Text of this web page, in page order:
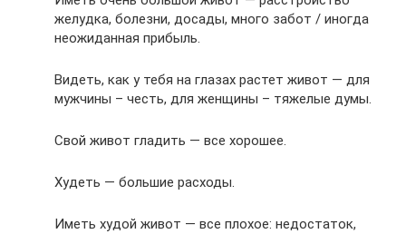
желудка, болезни, досады, много забот / иногда
неожиданная прибыль.
Видеть, как у тебя на глазах растет живот — для
мужчины – честь, для женщины – тяжелые думы.
Свой живот гладить — все хорошее.
Худеть — большие расходы.
Иметь худой живот — все плохое: недостаток,